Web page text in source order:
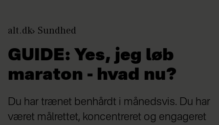
alt.dk Sundhed
GUIDE: Yes, jeg løb
maraton - hvad nu?
Du har trænet benhårdt i månedsvis. Du har
været målrettet, koncentreret og engageret